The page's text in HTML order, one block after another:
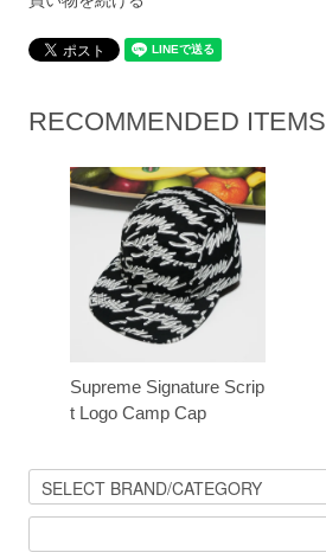
RECOMMENDED ITEMS
Supreme Signature Scrip
t Logo Camp Cap